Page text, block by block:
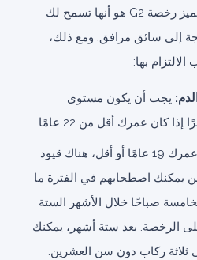
هناك بعض القيود. أهم ما يميز رخصة G2 هو أنها تسمح لك
إلى سائق مرافق. ومع ذلك،
بها:
يجب أن يكون مستوى
كان عمرك أقل من 22 عامًا.
إذا كان عمرك 19 عامًا أو أقل، هناك قيود
يمكنك اصطحابهم في الفترة ما
صباحًا خلال الأشهر الستة
الرخصة. بعد ستة أشهر، يمكنك
ركاب دون سن العشرين.